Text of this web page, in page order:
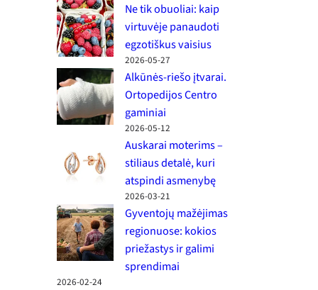
Ne tik obuoliai: kaip
virtuvėje panaudoti
egzotiškus vaisius
2026-05-27
Alkūnės-riešo įtvarai.
Ortopedijos Centro
gaminiai
2026-05-12
Auskarai moterims –
stiliaus detalė, kuri
atspindi asmenybę
2026-03-21
Gyventojų mažėjimas
regionuose: kokios
priežastys ir galimi
sprendimai
2026-02-24